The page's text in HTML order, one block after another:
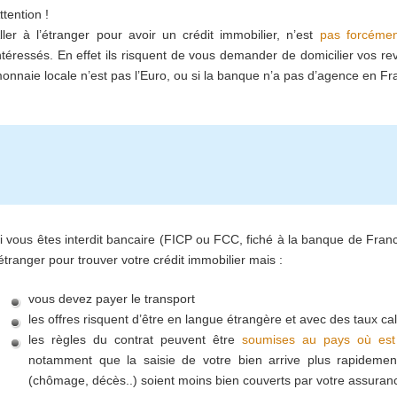
!
à l’étranger pour avoir un crédit immobilier, n’est pas
En effet ils risquent de vous demander de domicilier vos
locale n’est pas l’Euro, ou si la banque n’a pas d’agence en
vous êtes interdit bancaire (FICP ou FCC, fiché à la banque de
pour trouver votre crédit immobilier mais :
vous devez payer le transport
les offres risquent d’être en langue étrangère et avec des taux
les règles du contrat peuvent être soumises au pays où
notamment que la saisie de votre bien arrive plus
(chômage, décès..) soient moins bien couverts par votre